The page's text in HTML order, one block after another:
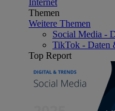
Themen
Weitere Themen
Social Media -
TikTok - Daten
Top Report